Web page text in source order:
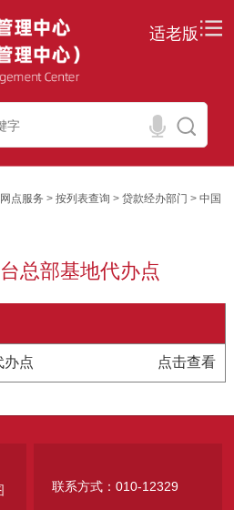
适老版
点服务 > 按列表查询 > 贷款经办部门 > 中国
总部基地代办点
办点 点击查看
联系方式：010-12329